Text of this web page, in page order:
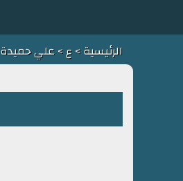
الرئيسية>ع> علي حميدة